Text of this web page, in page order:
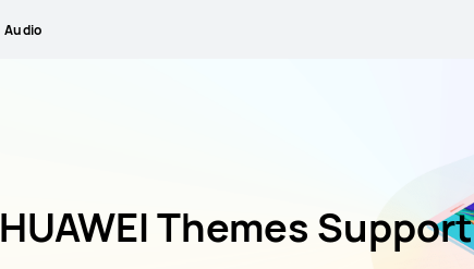
Audio
HUAWEI Themes Support